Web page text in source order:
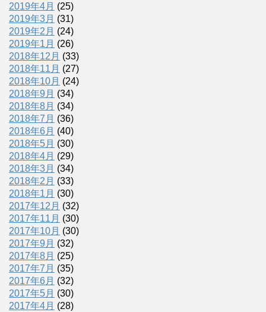
2019年4月 (25)
2019年3月 (31)
2019年2月 (24)
2019年1月 (26)
2018年12月 (33)
2018年11月 (27)
2018年10月 (24)
2018年9月 (34)
2018年8月 (34)
2018年7月 (36)
2018年6月 (40)
2018年5月 (30)
2018年4月 (29)
2018年3月 (34)
2018年2月 (33)
2018年1月 (30)
2017年12月 (32)
2017年11月 (30)
2017年10月 (30)
2017年9月 (32)
2017年8月 (25)
2017年7月 (35)
2017年6月 (32)
2017年5月 (30)
2017年4月 (28)